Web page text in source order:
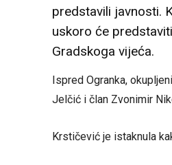
predstavili javnosti.
uskoro će
Gradskoga vijeća.
Ispred Ogranka,
Jelčić i član Zvonimir
Krstičević je istaknula